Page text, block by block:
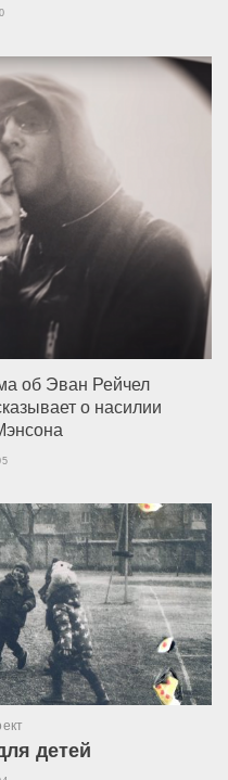
об Эван Рейчел
о насилии
детей